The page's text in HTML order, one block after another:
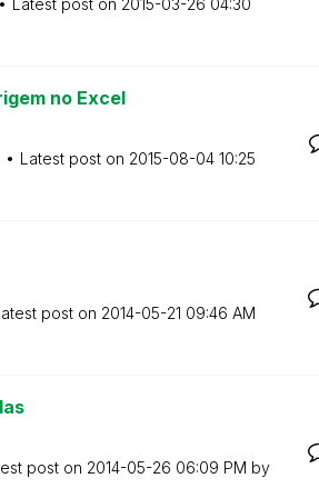
no Excel
Latest post on ‎2015-08-04 10:25
post on ‎2014-05-21 09:46 AM
post on ‎2014-05-26 06:09 PM by